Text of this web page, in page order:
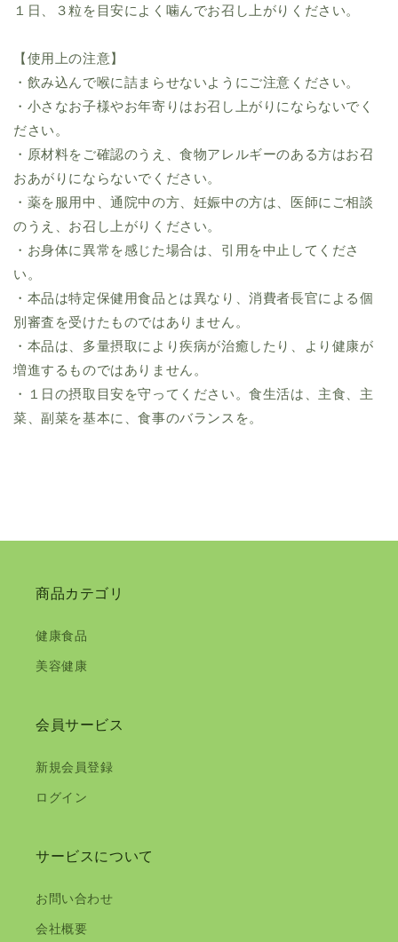
１日、３粒を目安によく噛んでお召し上がりください。
【使用上の注意】
・飲み込んで喉に詰まらせないようにご注意ください。
・小さなお子様やお年寄りはお召し上がりにならないでく
ださい。
・原材料をご確認のうえ、食物アレルギーのある方はお召
おあがりにならないでください。
・薬を服用中、通院中の方、妊娠中の方は、医師にご相談
のうえ、お召し上がりください。
・お身体に異常を感じた場合は、引用を中止してくださ
い。
・本品は特定保健用食品とは異なり、消費者長官による個
別審査を受けたものではありません。
・本品は、多量摂取により疾病が治癒したり、より健康が
増進するものではありません。
・１日の摂取目安を守ってください。食生活は、主食、主
菜、副菜を基本に、食事のバランスを。
商品カテゴリ
健康食品
美容健康
会員サービス
新規会員登録
ログイン
サービスについて
お問い合わせ
会社概要